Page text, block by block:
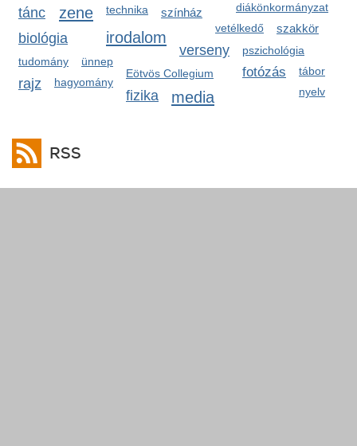
diákönkormányzat
zene technika színház
vetélkedő szakkör
tánc
irodalom
biológia
verseny
pszichológia
tudomány
ünnep
fotózás
Eötvös Collegium tábor
rajz hagyomány
nyelv
fizika media
RSS